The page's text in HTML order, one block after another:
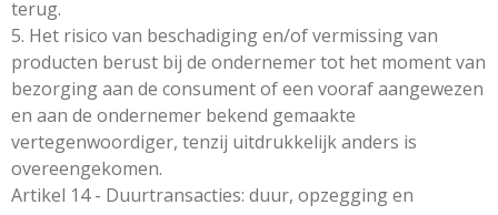
terug.
5. Het risico van beschadiging en/of vermissing van
producten berust bij de ondernemer tot het moment van
bezorging aan de consument of een vooraf aangewezen
en aan de ondernemer bekend gemaakte
vertegenwoordiger, tenzij uitdrukkelijk anders is
overeengekomen.
Artikel 14 - Duurtransacties: duur, opzegging en